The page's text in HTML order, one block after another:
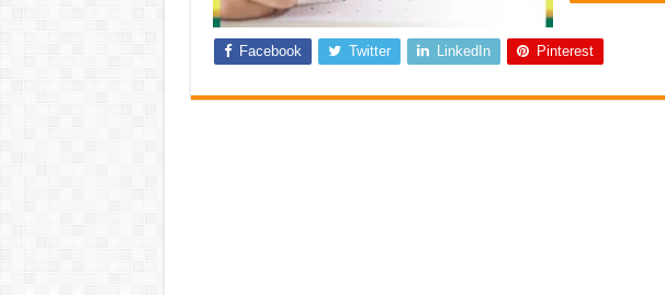
Facebook Twitter LinkedIn Pinterest